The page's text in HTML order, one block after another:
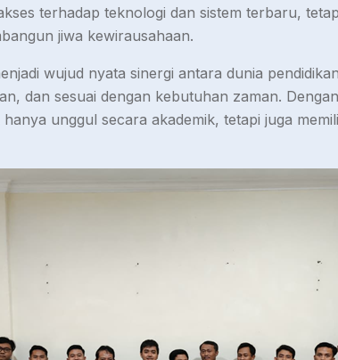
terhadap teknologi dan sistem terbaru,
jiwa kewirausahaan.
wujud nyata sinergi antara dunia
dan sesuai dengan kebutuhan zaman.
hanya unggul secara akademik, tetapi juga